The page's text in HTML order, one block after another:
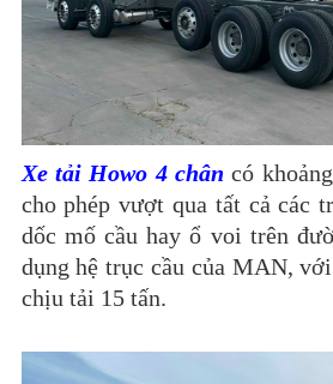
Xe tải Howo 4 chân có
cho phép vượt qua tất cả các
dốc mố cầu hay ổ voi trên
dụng hệ trục cầu của MAN,
chịu tải 15 tấn.